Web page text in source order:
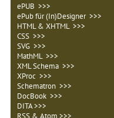
ePUB >>>
ePub für (In)Designer >>>
HTML & XHTML >>>
CSS >>>
SVG >>>
MathML >>>
XML Schema >>>
XProc >>>
Schematron >>>
DocBook >>>
DITA >>>
RSS & Atom >>>